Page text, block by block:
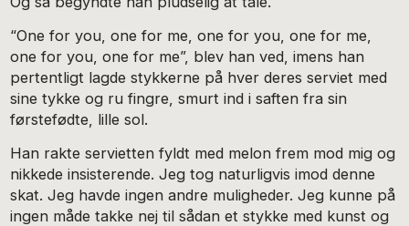
“One for you, one for me, one for you, one for me,
one for you, one for me”, blev han ved, imens han
pertentligt lagde stykkerne på hver deres serviet med
sine tykke og ru fingre, smurt ind i saften fra sin
førstefødte, lille sol.
Han rakte servietten fyldt med melon frem mod mig og
nikkede insisterende. Jeg tog naturligvis imod denne
skat. Jeg havde ingen andre muligheder. Jeg kunne på
ingen måde takke nej til sådan et stykke med kunst og